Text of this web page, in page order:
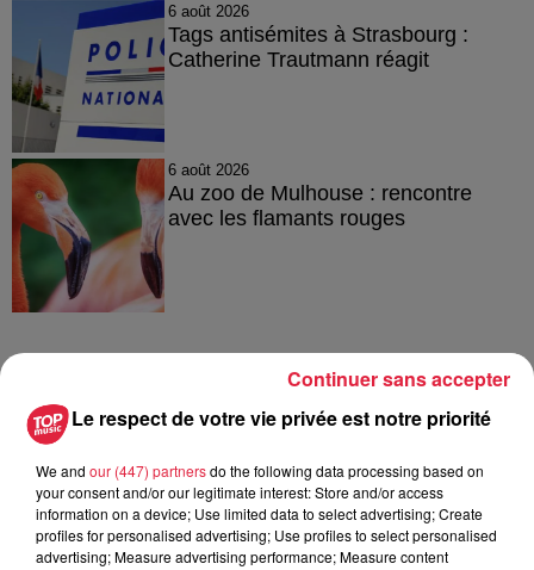
6 août 2026
Tags antisémites à Strasbourg :
Catherine Trautmann réagit
6 août 2026
Au zoo de Mulhouse : rencontre
avec les flamants rouges
À découvrir également
Le respect de votre vie privée est notre priorité
We and our (447) partnersdo the following data processing based on
your consent and/or our legitimate interest: Store and/or access
information on a device; Use limited data to select advertising; Create
profiles for personalised advertising; Use profiles to select personalised
advertising; Measure advertising performance; Measure content
Continuer sans accepter